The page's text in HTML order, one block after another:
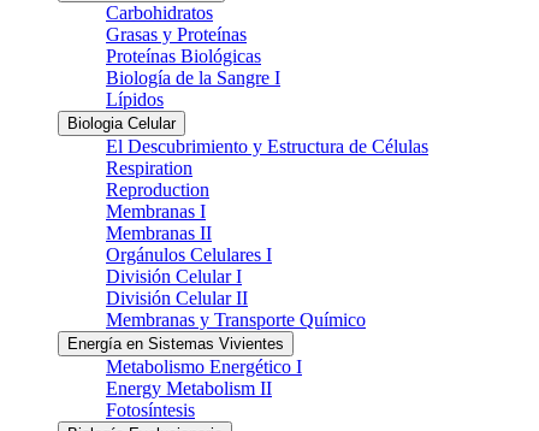
Carbohidratos
Grasas y Proteínas
Proteínas Biológicas
Biología de la Sangre I
Lípidos
Biologia Celular
El Descubrimiento y Estructura de Células
Respiration
Reproduction
Membranas I
Membranas II
Orgánulos Celulares I
División Celular I
División Celular II
Membranas y Transporte Químico
Energía en Sistemas Vivientes
Metabolismo Energético I
Energy Metabolism II
Fotosíntesis